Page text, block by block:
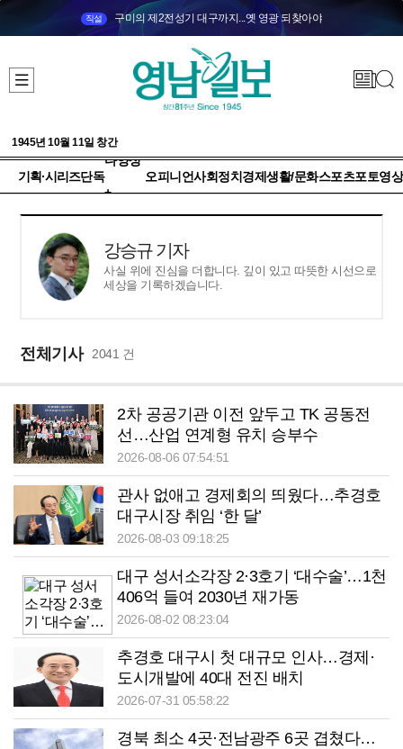
직설 구미의 제2전성기 대구까지...옛 영광 되찾아야
1945년 10월 11일 창간
기획·시리즈단독
다양성
+
오피니언사회정치 경제생활/문화스포츠포토영상
강승규 기자
사실 위에 진심을 더합니다. 깊이 있고 따뜻한 시선으로
세상을 기록하겠습니다.
전체기사 2041 건
2차 공공기관 이전 앞두고 TK 공동전
선…산업 연계형 유치 승부수
2026-08-06 07:54:51
관사 없애고 경제회의 띄웠다…추경호
대구시장 취임 ‘한 달’
2026-08-03 09:18:25
대구 성서소각장 2·3호기 ‘대수술’…1천
406억 들여 2030년 재가동
2026-08-02 08:23:04
추경호 대구시 첫 대규모 인사…경제·
도시개발에 40대 전진 배치
2026-07-31 05:58:22
경북 최소 4곳·전남광주 6곳 겹쳤다…